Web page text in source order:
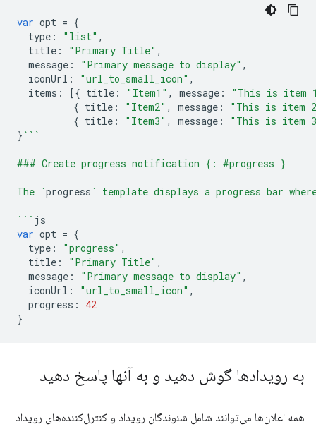
var opt = {
type : "list" ,
title : "Primary Title" ,
message : "Primary message to display" ,
iconUrl : "url_to_small_icon" ,
items : [{ title : "Item1" , message :
"This is item
{ title : "Item2" , message :
"This is item
{ title : "Item3" , message :
"This is item
} ```
### Create progress notification {: #progress }
The `progress ` template displays a progress bar
``` js
var opt = {
type : "progress" ,
title : "Primary Title" ,
message : "Primary message to display" ,
iconUrl : "url_to_small_icon" ,
progress :
42
}
به رویدادها گوش دهید و به آنها پاسخ دهید
همه اعلان‌ها می‌توانند شامل شنوندگان رویداد و کنترل‌کننده‌های رویداد